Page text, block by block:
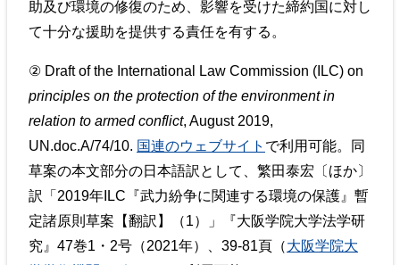
助及び環境の修復のため、影響を受けた締約国に対し
て十分な援助を提供する責任を有する。
② Draft of the International Law Commission (ILC) on
principles on the protection of the environment in
relation to armed conflict, August 2019,
UN.doc.A/74/10. 国連のウェブサイト で利用可能。同
草案の本文部分の日本語訳として、繁田泰宏〔ほか〕
訳「2019年ILC『武力紛争に関連する環境の保護』暫
定諸原則草案【翻訳】（1）」『大阪学院大学法学研
究』47巻1・2号（2021年）、39-81頁（大阪学院大